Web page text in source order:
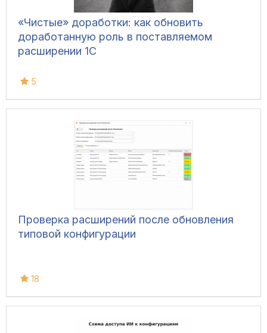
«Чистые» доработки: как обновить
доработанную роль в поставляемом
расширении 1С
5
Проверка расширений после обновления
типовой конфигурации
18